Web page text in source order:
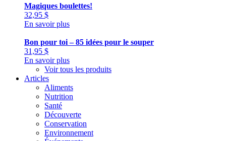
Magiques boulettes!
32,95 $
En savoir plus
Bon pour toi – 85 idées pour le souper
31,95 $
En savoir plus
Voir tous les produits
Articles
Aliments
Nutrition
Santé
Découverte
Conservation
Environnement